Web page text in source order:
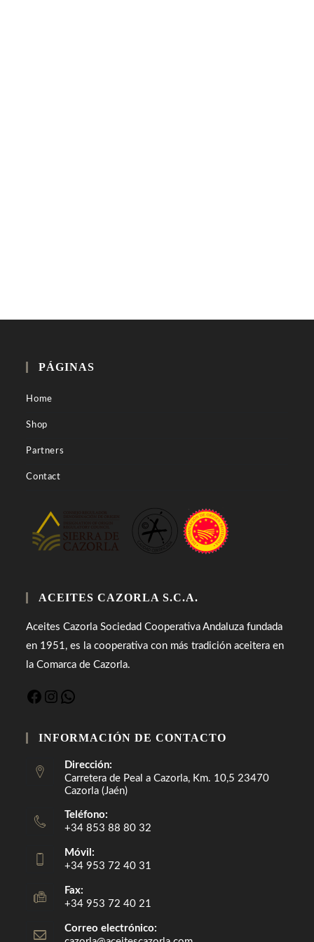
PÁGINAS
Home
Shop
Partners
Contact
ACEITES CAZORLA S.C.A.
Aceites Cazorla Sociedad Cooperativa Andaluza fundada
en 1951, es la cooperativa con más tradición aceitera en
la Comarca de Cazorla.
INFORMACIÓN DE CONTACTO
Dirección:
Carretera de Peal a Cazorla, Km. 10,5 23470
Cazorla (Jaén)
Teléfono:
+34 853 88 80 32
Móvil:
+34 953 72 40 31
Fax:
+34 953 72 40 21
Correo electrónico: